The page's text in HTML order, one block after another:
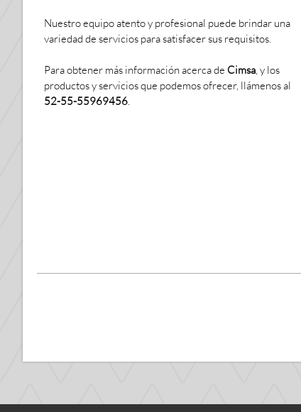
Nuestro equipo atento y profesional puede brindar una
variedad de servicios para satisfacer sus requisitos.
Para obtener más información acerca de Cimsa , y los
productos y servicios que podemos ofrecer, llámenos al
52-55-55969456